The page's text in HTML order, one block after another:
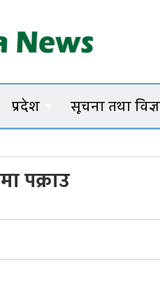
प्रदेश सूचना तथा
पक्राउ